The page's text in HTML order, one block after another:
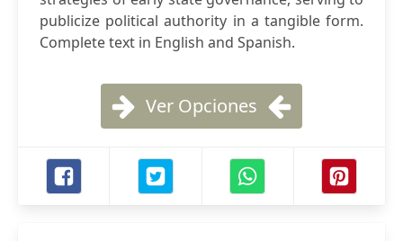
publicize political authority in a tangible form.
Complete text in English and Spanish.
Ver Opciones